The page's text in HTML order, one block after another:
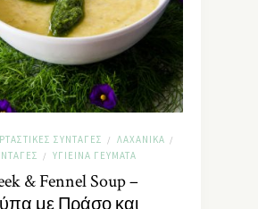
ΣΥΝΤΑΓΈΣ / ΛΑΧΑΝΙΚΆ /
/ ΥΓΙΕΙΝΆ ΓΕΎΜΑΤΑ
& Fennel Soup –